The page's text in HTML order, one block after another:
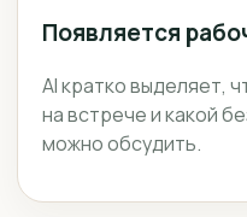
Появляется
AI кратко выделяет,
на встрече и какой
можно обсудить.